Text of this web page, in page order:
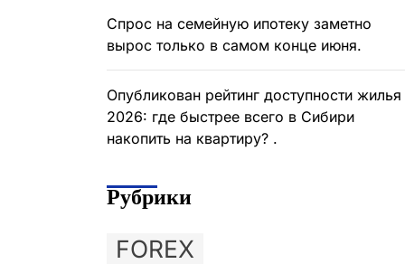
Спрос на семейную ипотеку заметно
вырос только в самом конце июня.
Опубликован рейтинг доступности жилья
2026: где быстрее всего в Сибири
накопить на квартиру? .
Рубрики
FOREX